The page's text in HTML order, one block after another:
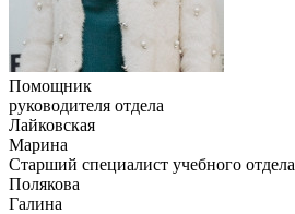
Помощник
руководителя отдела
Лайковская
Марина
Старший специалист учебного отдела
Полякова
Галина